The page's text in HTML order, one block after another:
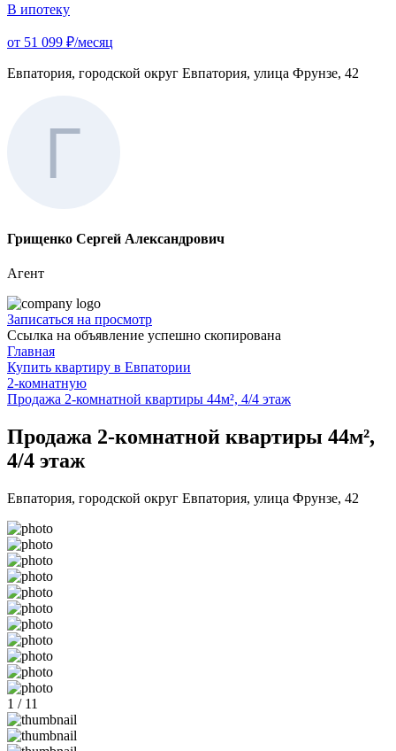
В ипотеку
от 51 099 ₽/месяц
Евпатория, городской округ Евпатория, улица Фрунзе, 42
Грищенко Сергей Александрович
Агент
Записаться на просмотр
Ссылка на объявление успешно скопирована
Главная
Купить квартиру в Евпатории
2-комнатную
Продажа 2-комнатной квартиры 44м², 4/4 этаж
Продажа 2-комнатной квартиры 44м²,
4/4 этаж
Евпатория, городской округ Евпатория, улица Фрунзе, 42
1 / 11